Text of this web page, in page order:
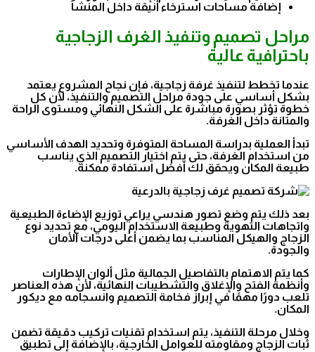
إضافة مساحات استرخاء أنيقة داخل المنشآ
مراحل تصميم وتنفيذ الغرف الزجاجية
باحترافية عالية
عندما تخطط لتنفيذ غرفة زجاجية، فإن نجاح المشروع يعتمد
بشكل أساسي على جودة مراحل التصميم والتنفيذ، لأن كل
خطوة تؤثر بصورة مباشرة على الشكل النهائي ومستوى الراحة
والمتانة داخل الغرفة.
تبدأ العملية بدراسة المساحة المتوفرة وتحديد الهدف الأساسي
من استخدام الغرفة، حتى يتم اختيار التصميم الذي يناسب
طبيعة المكان ويحقق لك أفضل استفادة ممكنة.
بعد ذلك يتم وضع تصور هندسي يراعي توزيع الإضاءة الطبيعية
واتجاهات التهوية وطبيعة الاستخدام اليومي، مع تحديد نوع
الزجاج والهيكل المناسب بما يضمن أعلى درجات الأمان
والجودة.
كما يتم الاهتمام بالتفاصيل الجمالية مثل ألوان الإطارات
وأنظمة الفتح والإغلاق والتشطيبات النهائية، لأن هذه العناصر
تلعب دورًا مهمًا في إبراز فخامة التصميم وانسجامه مع ديكور
المكان.
وخلال مرحلة التنفيذ، يتم استخدام تقنيات تركيب دقيقة تضمن
ثبات الزجاج ومقاومته للعوامل الخارجية، بالإضافة إلى تطبيق